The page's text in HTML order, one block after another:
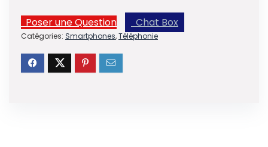
Poser une Question Chat Box
Catégories: Smartphones,Téléphonie